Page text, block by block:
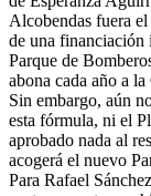
Alcobendas fuera
de una financiación
Parque de
abona cada año a
Sin embargo, aún
esta fórmula, ni el
aprobado nada al
acogerá el nuevo
Para Rafael